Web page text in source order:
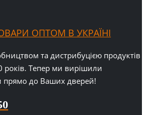
ОПТОМ В УКРАЇНІ
та дистрибуцією продуктів
років. Тепер ми вирішили
прямо до Ваших дверей!